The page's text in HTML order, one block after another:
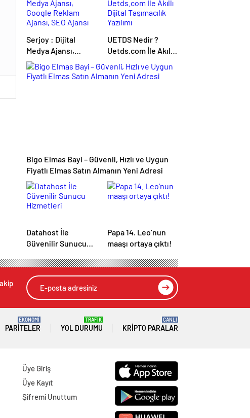
Serjoy : Dijital
Medya Ajansı,
Google Reklam
Ajansı, SEO Ajansı
UETDS Nedir ?
Uetds.com İle Akıllı
Dijital Taşımacılık
Yazılımı
Bigo Elmas Bayi – Güvenli, Hızlı ve Uygun
Fiyatlı Elmas Satın Almanın Yeni Adresi
Datahost İle
Güvenilir Sunucu
Papa 14. Leo’nun
maaşı ortaya çıktı!
PARITELER
EKONOMİ
YOL DURUMU
TRAFİK
KRIPTO PARALAR
CANLI
Üye Giriş
Üye Kayıt
Şifremi Unuttum